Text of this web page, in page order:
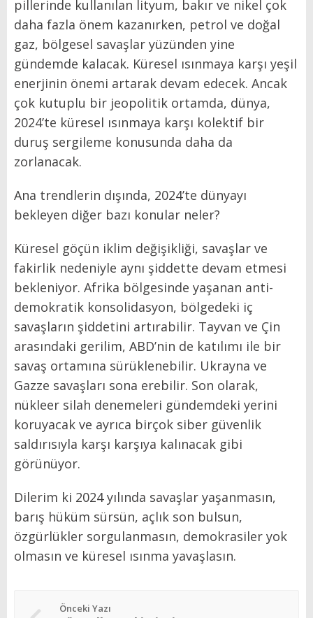
pillerinde kullanılan lityum, bakır ve nikel çok
daha fazla önem kazanırken, petrol ve doğal
gaz, bölgesel savaşlar yüzünden yine
gündemde kalacak. Küresel ısınmaya karşı yeşil
enerjinin önemi artarak devam edecek. Ancak
çok kutuplu bir jeopolitik ortamda, dünya,
2024’te küresel ısınmaya karşı kolektif bir
duruş sergileme konusunda daha da
zorlanacak.
Ana trendlerin dışında, 2024’te dünyayı
bekleyen diğer bazı konular neler?
Küresel göçün iklim değişikliği, savaşlar ve
fakirlik nedeniyle aynı şiddette devam etmesi
bekleniyor. Afrika bölgesinde yaşanan anti-
demokratik konsolidasyon, bölgedeki iç
savaşların şiddetini artırabilir. Tayvan ve Çin
arasındaki gerilim, ABD’nin de katılımı ile bir
savaş ortamına sürüklenebilir. Ukrayna ve
Gazze savaşları sona erebilir. Son olarak,
nükleer silah denemeleri gündemdeki yerini
koruyacak ve ayrıca birçok siber güvenlik
saldırısıyla karşı karşıya kalınacak gibi
görünüyor.
Dilerim ki 2024 yılında savaşlar yaşanmasın,
barış hüküm sürsün, açlık son bulsun,
özgürlükler sorgulanmasın, demokrasiler yok
olmasın ve küresel ısınma yavaşlasın.
Önceki Yazı